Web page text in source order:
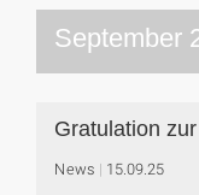
September
Gratulation
News 15.09.25